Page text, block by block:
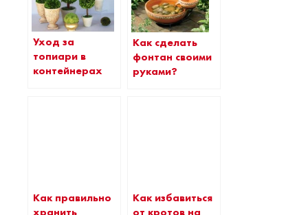
Уход за
топиари в
контейнерах
Как сделать
фонтан своими
руками?
Как правильно
хранить
Как избавиться
от кротов на